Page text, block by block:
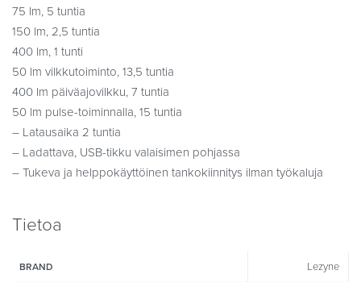
75 lm, 5 tuntia
150 lm, 2,5 tuntia
400 lm, 1 tunti
50 lm vilkkutoiminto, 13,5 tuntia
400 lm päiväajovilkku, 7 tuntia
50 lm pulse-toiminnalla, 15 tuntia
– Latausaika 2 tuntia
– Ladattava, USB-tikku valaisimen pohjassa
– Tukeva ja helppokäyttöinen tankokiinnitys ilman työkaluja
Tietoa
BRAND Lezyne